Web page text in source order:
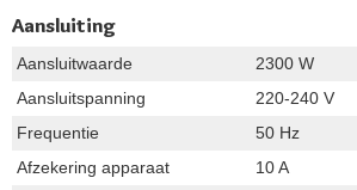
Aansluiting
Aansluitwaarde
2300 W
Aansluitspanning
220-240 V
Frequentie
50 Hz
Afzekering apparaat
10 A